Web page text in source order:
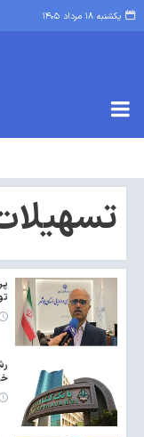
یکشنبه ۱۸ مرداد ۱۴۰۵